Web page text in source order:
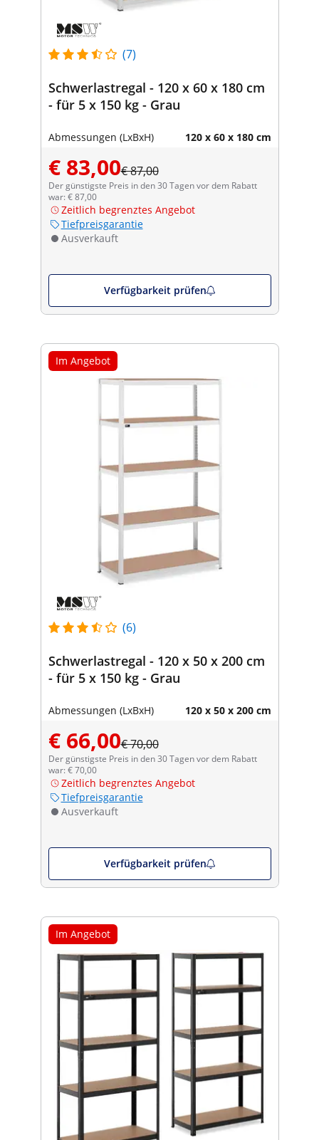
(7)
Schwerlastregal - 120 x 60 x 180 cm
- für 5 x 150 kg - Grau
Abmessungen (LxBxH) 120 x 60 x 180 cm
€ 83,00€ 87,00
Der günstigste Preis in den 30 Tagen vor dem Rabatt
war: € 87,00
Zeitlich begrenztes Angebot
Tiefpreisgarantie
Ausverkauft
Verfügbarkeit prüfen
Im Angebot
(6)
Schwerlastregal - 120 x 50 x 200 cm
- für 5 x 150 kg - Grau
Abmessungen (LxBxH) 120 x 50 x 200 cm
€ 66,00€ 70,00
Der günstigste Preis in den 30 Tagen vor dem Rabatt
war: € 70,00
Zeitlich begrenztes Angebot
Tiefpreisgarantie
Ausverkauft
Verfügbarkeit prüfen
Im Angebot